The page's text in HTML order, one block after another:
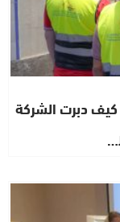
كيف دبرت الشركة